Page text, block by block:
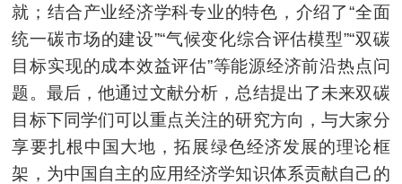
就；结合产业经济学科专业的特色，介绍了“全面
统一碳市场的建设”“气候变化综合评估模型”“双碳
目标实现的成本效益评估”等能源经济前沿热点问
题。最后，他通过文献分析，总结提出了未来双碳
目标下同学们可以重点关注的研究方向，与大家分
享要扎根中国大地，拓展绿色经济发展的理论框
架，为中国自主的应用经济学知识体系贡献自己的